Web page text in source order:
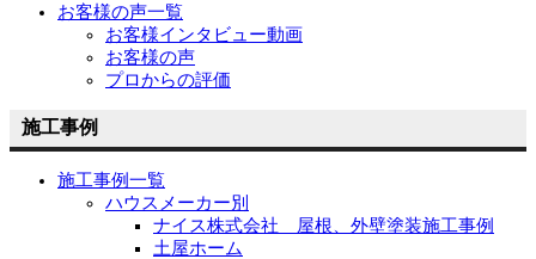
お客様の声一覧
お客様インタビュー動画
お客様の声
プロからの評価
施工事例
施工事例一覧
ハウスメーカー別
ナイス株式会社 屋根、外壁塗装施工事例
土屋ホーム